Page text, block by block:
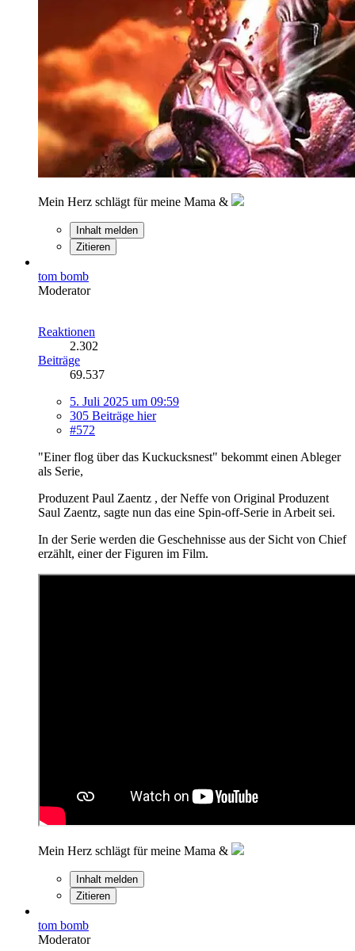
Mein Herz schlägt für meine Mama &
Inhalt melden
Zitieren
tom bomb
Moderator
Reaktionen
2.302
Beiträge
69.537
5. Juli 2025 um 09:59
305 Beiträge hier
#572
"Einer flog über das Kuckucksnest" bekommt einen Ableger
als Serie,
Produzent Paul Zaentz , der Neffe von Original Produzent
Saul Zaentz, sagte nun das eine Spin-off-Serie in Arbeit sei.
In der Serie werden die Geschehnisse aus der Sicht von Chief
erzählt, einer der Figuren im Film.
Mein Herz schlägt für meine Mama &
Inhalt melden
Zitieren
tom bomb
Moderator